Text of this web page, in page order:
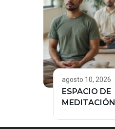
agosto 10, 2026
ESPACIO DE
MEDITACIÓN